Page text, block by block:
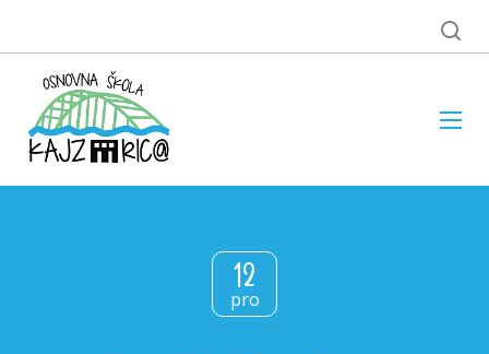
12
pro